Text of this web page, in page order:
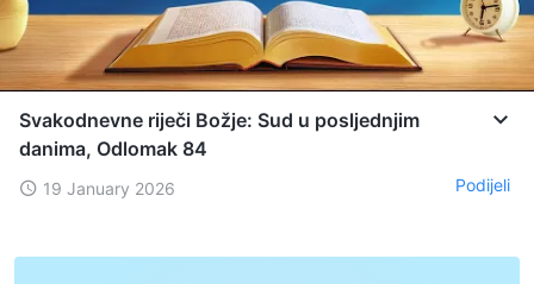
Svakodnevne riječi Božje: Sud u posljednjim
danima, Odlomak 84
19 January 2026 Podijeli